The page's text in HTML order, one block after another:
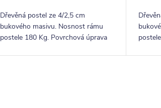
Dřevěná postel ze 4/2,5 cm
bukového masivu. Nosnost rámu
postele 180 Kg. Povrchová úprava